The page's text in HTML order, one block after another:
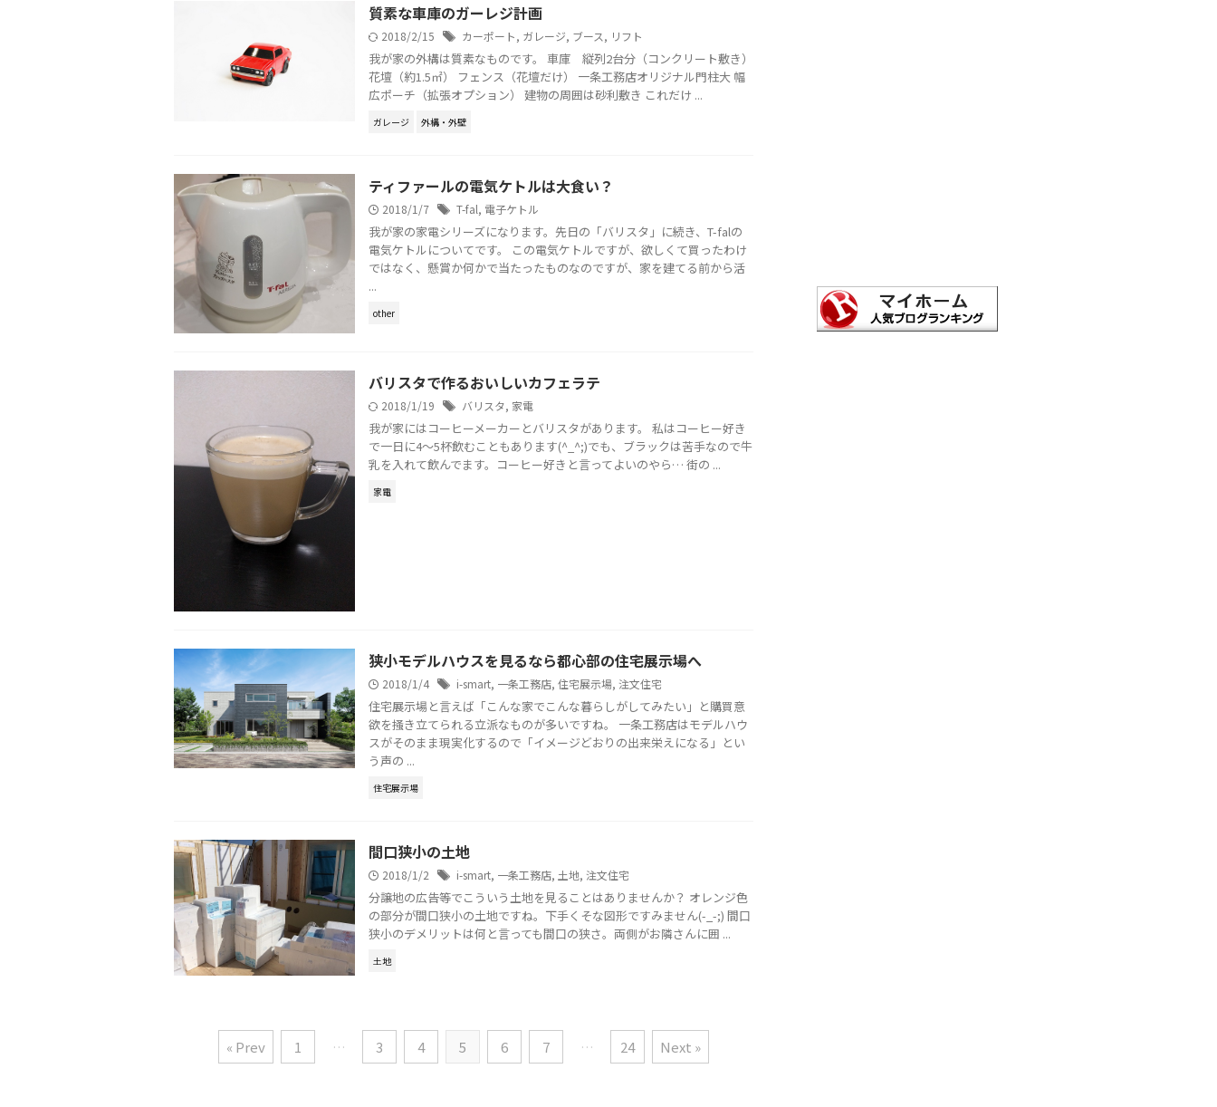
質素な車庫のガーレジ計画
2018/2/15 カーポート, ガレージ, ブース, リフト
我が家の外構は質素なものです。 車庫 縦列2台分（コンクリート敷き）
花壇（約1.5㎡） フェンス（花壇だけ） 一条工務店オリジナル門柱大 幅
広ポーチ（拡張オプション） 建物の周囲は砂利敷き これだけ ...
ガレージ 外構・外壁
ティファールの電気ケトルは大食い？
2018/1/7 T-fal, 電子ケトル
我が家の家電シリーズになります。先日の「バリスタ」に続き、T-falの
電気ケトルについてです。 この電気ケトルですが、欲しくて買ったわけ
ではなく、懸賞か何かで当たったものなのですが、家を建てる前から活
...
other
バリスタで作るおいしいカフェラテ
2018/1/19 バリスタ, 家電
我が家にはコーヒーメーカーとバリスタがあります。 私はコーヒー好き
で一日に4〜5杯飲むこともあります(^_^;)でも、ブラックは苦手なので牛
乳を入れて飲んでます。コーヒー好きと言ってよいのやら… 街の ...
家電
狭小モデルハウスを見るなら都心部の住宅展示場へ
2018/1/4 i-smart, 一条工務店, 住宅展示場, 注文住宅
住宅展示場と言えば「こんな家でこんな暮らしがしてみたい」と購買意
欲を掻き立てられる立派なものが多いですね。 一条工務店はモデルハウ
スがそのまま現実化するので「イメージどおりの出来栄えになる」とい
う声の ...
住宅展示場
間口狭小の土地
2018/1/2 i-smart, 一条工務店, 土地, 注文住宅
分譲地の広告等でこういう土地を見ることはありませんか？ オレンジ色
の部分が間口狭小の土地ですね。下手くそな図形ですみません(-_-;) 間口
狭小のデメリットは何と言っても間口の狭さ。両側がお隣さんに囲 ...
土地
« Prev 1 … 3 4 5 6 7 … 24 Next »